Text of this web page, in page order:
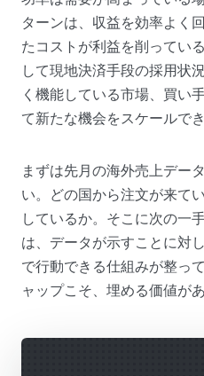
ターンは、収益を効率よく
たコストが利益を削ってい
して現地決済手段の採用状
く機能している市場、買い
て新たな機会をスケールで
まずは先月の海外売上デー
い。どの国から注文が来て
しているか。そこに次の一
は、データが示すことに対
で行動できる仕組みが整っ
ャップこそ、埋める価値があ